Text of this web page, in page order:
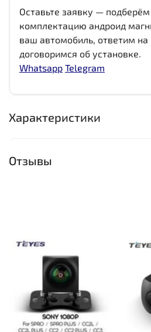
Оставьте заявку —
комплектацию андроид
ваш автомобиль, ответим на
договоримся об установке.
Whatsapp Telegram
Характеристики
Отзывы